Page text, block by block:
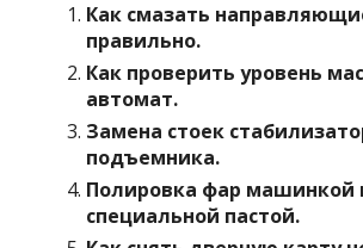
Как смазать
правильно.
Как проверить уровень
автомат.
Замена стоек
подъемника.
Полировка фар машинкой
специальной пастой.